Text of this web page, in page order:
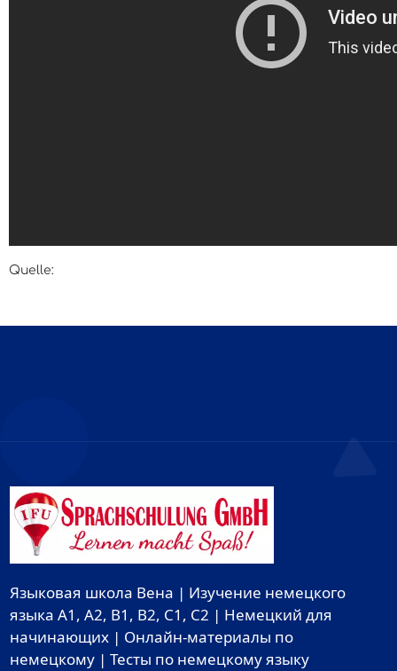
Quelle:
Языковая школа Вена | Изучение немецкого
языка A1, A2, B1, B2, C1, C2 | Немецкий для
начинающих | Онлайн-материалы по
немецкому | Тесты по немецкому языку